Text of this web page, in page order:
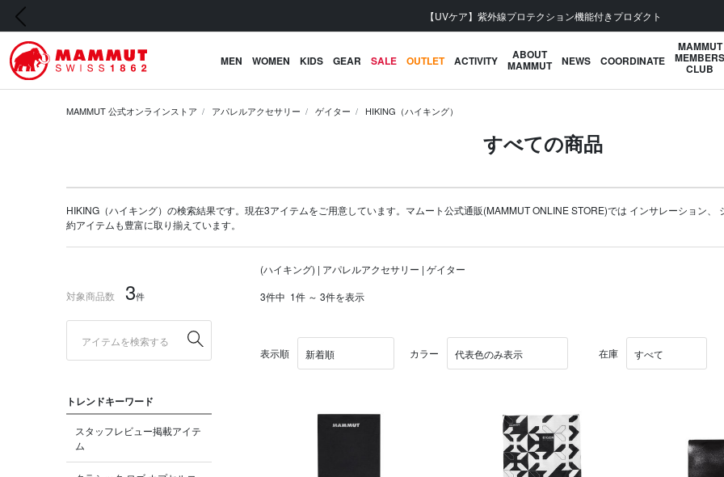
会員登録で【5,500円 (税
前の画像
MEN WOMEN KIDS GEAR SALE OUTLET ACTIVITY ABOUT
MAMMUT NEWS COORDINATE
MAMMUT
MEMBERS
CLUB
MAMMUT 公式オンラインストア アパレルアクセサリー ゲイター HIKING（ハイキング）
すべての商品
HIKING（ハイキング）の検索結果です。現在3アイテムをご用意しています。マムート公式通販(MAMMUT ONLINE STORE)では インサレーション
約アイテムも豊富に取り揃えています。
対象商品数 3件
トレンドキーワード
スタッフレビュー掲載アイテ
ム
(ハイキング) | アパレルアクセサリー | ゲイター
3件中 1件 ～ 3件を表示
表示順 カラー 在庫